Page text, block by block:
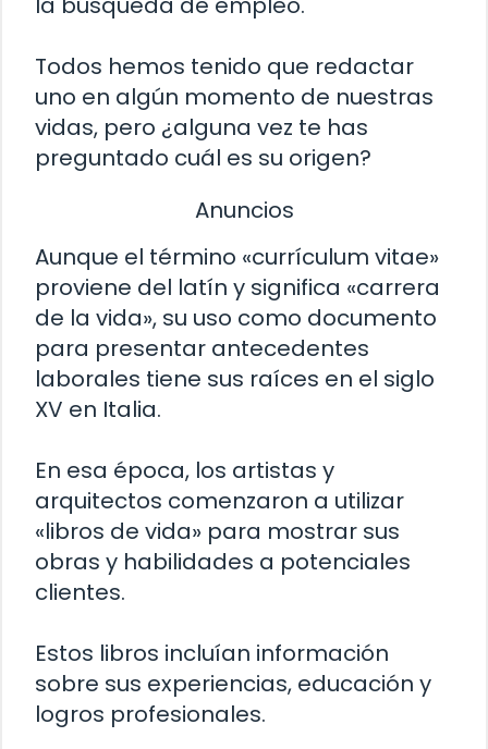
Todos hemos tenido que redactar
uno en algún momento de nuestras
vidas, pero ¿alguna vez te has
preguntado cuál es su origen?
Anuncios
Aunque el término «currículum vitae»
proviene del latín y significa «carrera
de la vida», su uso como documento
para presentar antecedentes
laborales tiene sus raíces en el siglo
XV en Italia.
En esa época, los artistas y
arquitectos comenzaron a utilizar
«libros de vida» para mostrar sus
obras y habilidades a potenciales
clientes.
Estos libros incluían información
sobre sus experiencias, educación y
logros profesionales.